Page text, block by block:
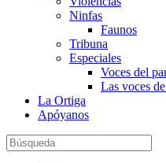
Ninfas
Faunos
Tribuna
Especiales
Voces del
Las voces
La Ortiga
Apóyanos